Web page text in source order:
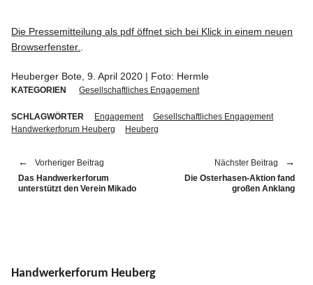
Die Presse­mit­teilung als pdf öffnet sich bei Klick in einem neuen
Browser­fenster.
Heuberger Bote, 9. April 2020 | Foto: Hermle
KATEGORIEN Gesellschaftliches Engagement
SCHLAGWÖRTER Engagement
Gesellschaftliches Engagement
Handwerkerforum Heuberg
Heuberg
Vorheriger Beitrag
Das Handwerkerforum
unterstützt den Verein Mikado
Nächster Beitrag
Die Osterhasen-Aktion fand
großen Anklang
Handwerkerforum Heuberg